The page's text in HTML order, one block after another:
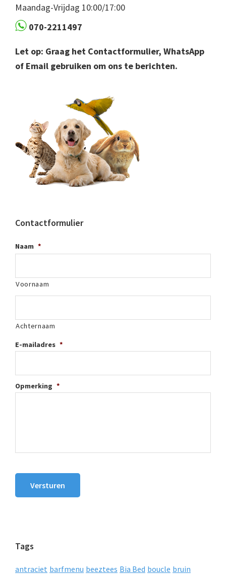
Maandag-Vrijdag 10:00/17:00
070-2211497
Let op: Graag het Contactformulier, WhatsApp
of Email gebruiken om ons te berichten.
Contactformulier
Naam *
Voornaam
Achternaam
E-mailadres *
Opmerking *
Versturen
Tags
antraciet barfmenu beeztees Bia Bed boucle bruin